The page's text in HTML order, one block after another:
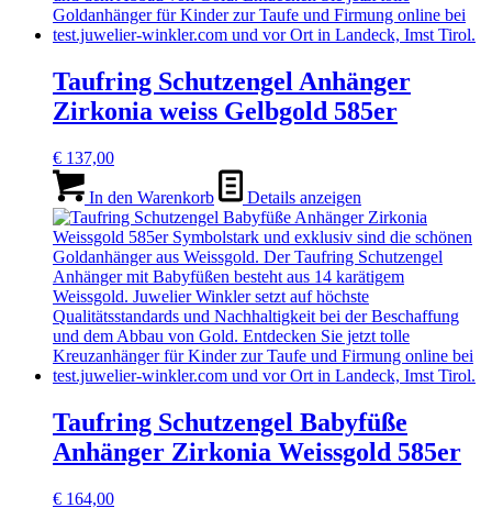
Taufring Schutzengel Anhänger
Zirkonia weiss Gelbgold 585er
€ 137,00
In den Warenkorb Details anzeigen
Taufring Schutzengel Babyfüße
Anhänger Zirkonia Weissgold 585er
€ 164,00